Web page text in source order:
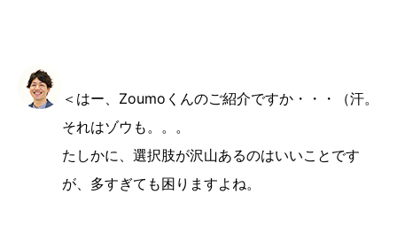
＜はー、Zoumoくんのご紹介ですか・・・（汗。
それはゾウも。。。
たしかに、選択肢が沢山あるのはいいことです
が、多すぎても困りますよね。